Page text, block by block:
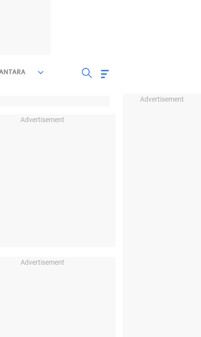
Advertisement
Advertisement
Advertisement